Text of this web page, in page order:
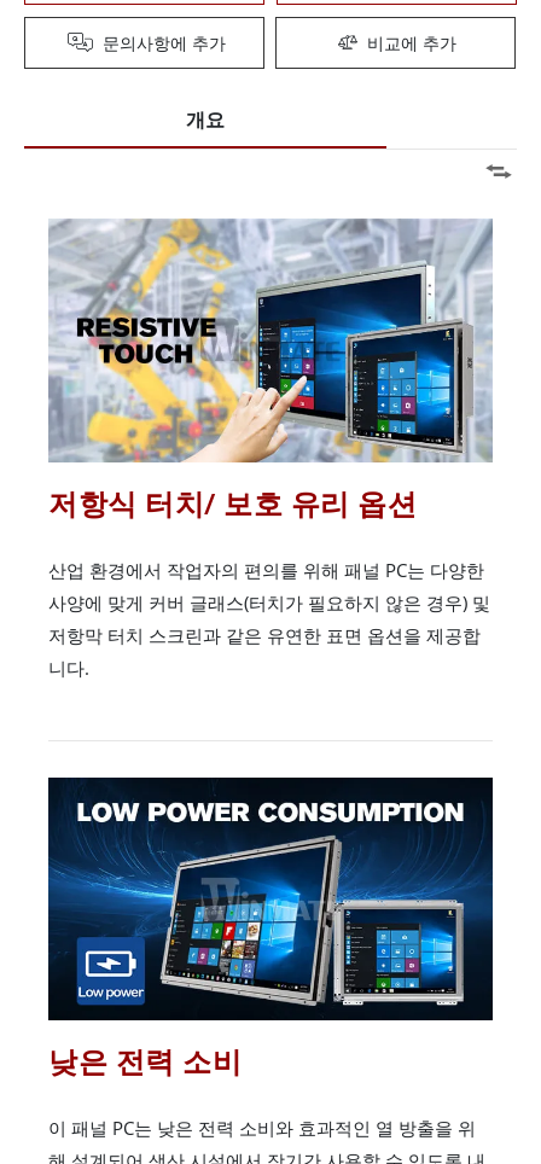
문의사항에 추가 비교에 추가
개요
저항식 터치/ 보호 유리 옵션
산업 환경에서 작업자의 편의를 위해 패널 PC는 다양한
사양에 맞게 커버 글래스(터치가 필요하지 않은 경우) 및
저항막 터치 스크린과 같은 유연한 표면 옵션을 제공합
니다.
낮은 전력 소비
이 패널 PC는 낮은 전력 소비와 효과적인 열 방출을 위